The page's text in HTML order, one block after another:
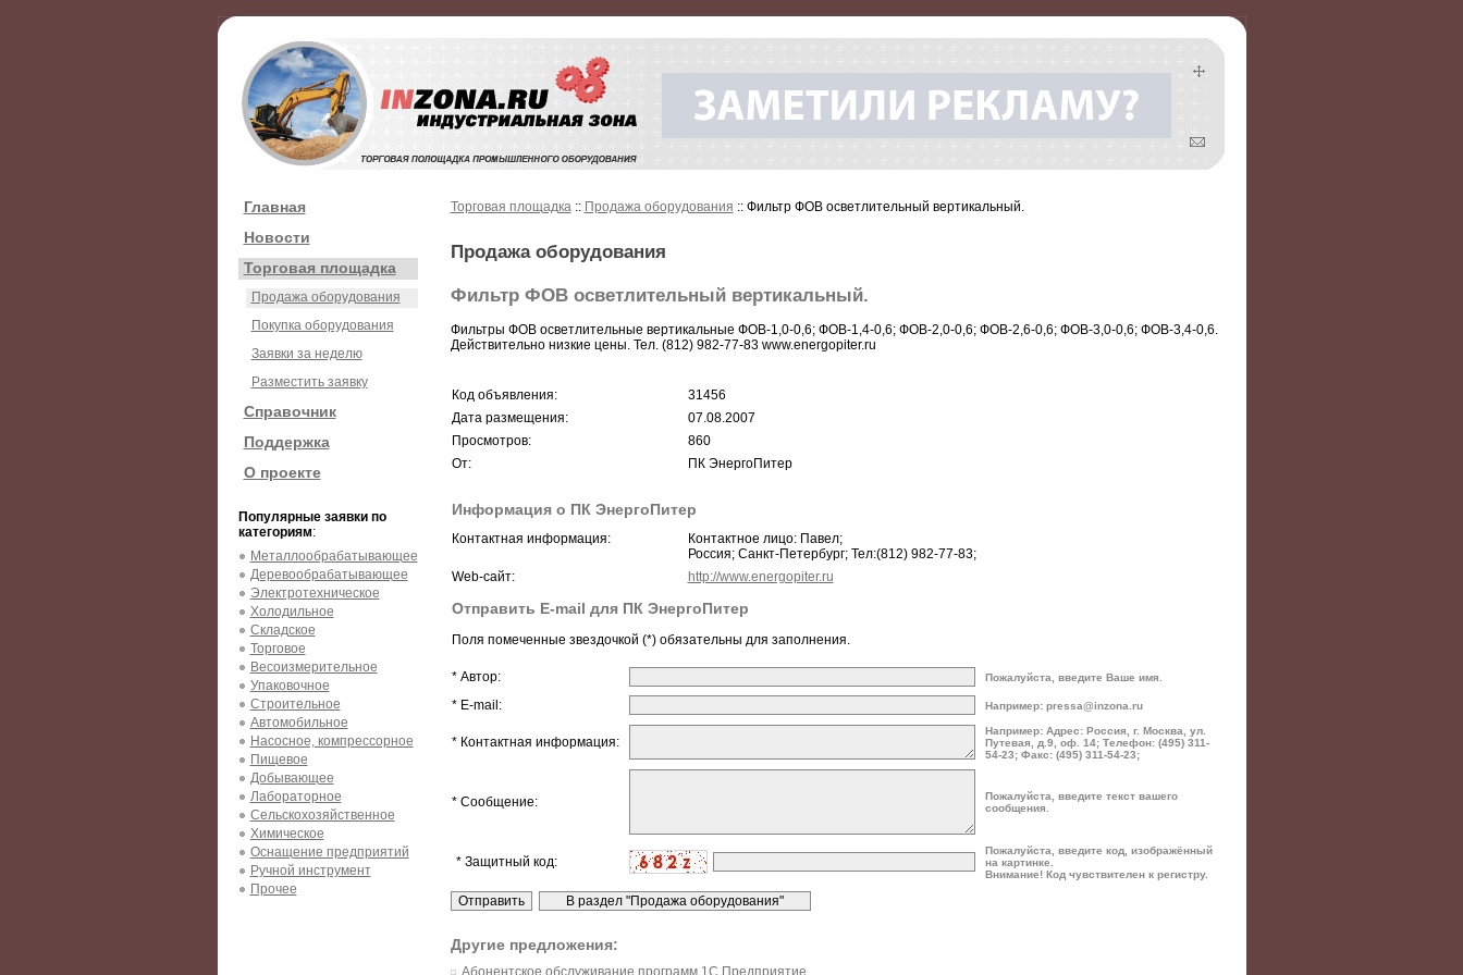
Главная
Новости
Торговая площадка
Продажа оборудования
Покупка оборудования
Заявки за неделю
Разместить заявку
Справочник
Поддержка
О проекте
Популярные заявки по
категориям:
Металлообрабатывающее
Деревообрабатывающее
Электротехническое
Холодильное
Складское
Торговое
Весоизмерительное
Упаковочное
Строительное
Автомобильное
Насосное, компрессорное
Пищевое
Добывающее
Лабораторное
Сельскохозяйственное
Химическое
Оснащение предприятий
Ручной инструмент
Прочее
Торговая площадка:: Продажа оборудования :: Фильтр ФОВ осветлительный вертикальный.
Продажа оборудования
Фильтр ФОВ осветлительный вертикальный.
Фильтры ФОВ осветлительные вертикальные ФОВ-1,0-0,6; ФОВ-1,4-0,6; ФОВ-2,0-0,6; ФОВ-2,6-0,6; ФОВ-3,0-0,6; ФОВ-3,4-0,6.
Действительно низкие цены. Тел. (812) 982-77-83 www.energopiter.ru
Код объявления:
31456
Дата размещения:
07.08.2007
Просмотров:
860
От:
ПК ЭнергоПитер
Информация о ПК ЭнергоПитер
Контактная информация:
Контактное лицо: Павел;
Россия; Санкт-Петербург; Тел:(812) 982-77-83;
Web-сайт:
http://www.energopiter.ru
Отправить E-mail для ПК ЭнергоПитер
Поля помеченные звездочкой (*) обязательны для заполнения.
* Автор: Пожалуйста, введите Ваше имя.
* E-mail: Например: pressa@inzona.ru
* Контактная информация:
Например: Адрес: Россия, г. Москва, ул.
Путевая, д.9, оф. 14; Телефон: (495) 311-
54-23; Факс: (495) 311-54-23;
* Сообщение:
Пожалуйста, введите текст вашего
сообщения.
* Защитный код:
Пожалуйста, введите код, изображённый
на картинке.
Внимание! Код чувствителен к регистру.
Другие предложения:
Абонентское обслуживание программ 1С.Предприятие